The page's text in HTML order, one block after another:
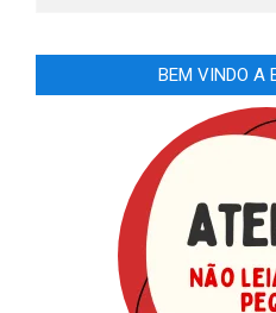
BEM VINDO A